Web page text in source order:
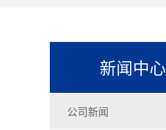
新闻中心
公司新闻